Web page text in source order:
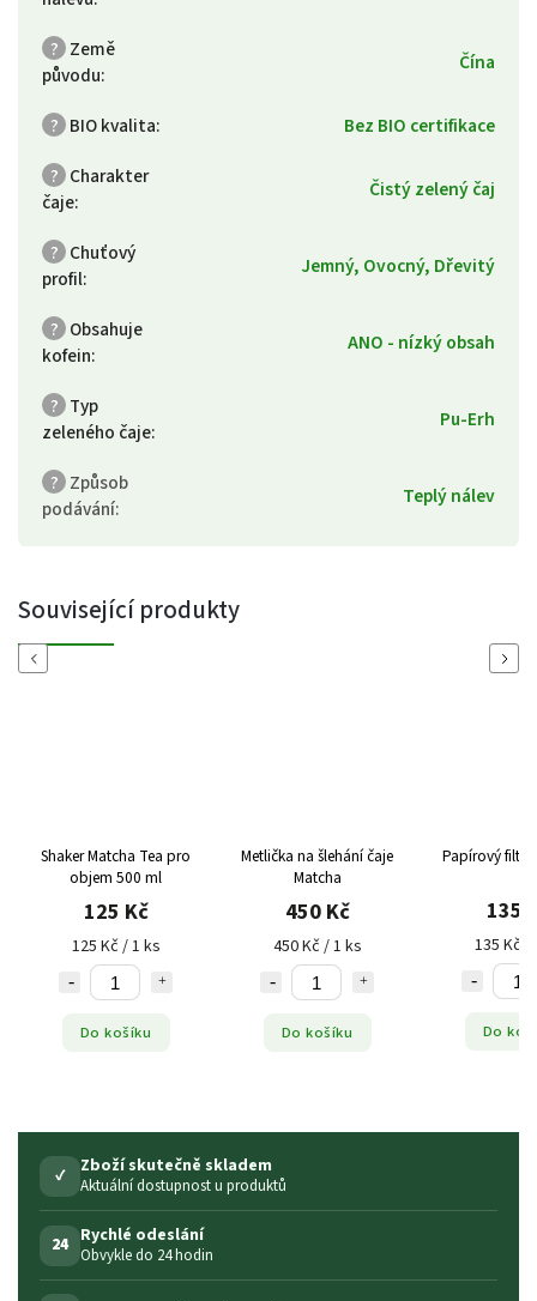
? Země
původu: Čína
? BIO kvalita:
Bez BIO certifikace
? Charakter
čaje: Čistý zelený čaj
? Chuťový
profil: Jemný, Ovocný, Dřevitý
? Obsahuje
kofein: ANO - nízký obsah
? Typ
zeleného čaje: Pu-Erh
? Způsob
podávání: Teplý nálev
Související produkty
Previous
Shaker Matcha Tea pro
objem 500 ml
125 Kč
125 Kč / 1 ks
Do košíku
Metlička na šlehání čaje
Matcha
450 Kč
450 Kč / 1 ks
Do košíku
Papírový filtr,
135
135 Kč /
Do
Next
✓ Zboží skutečně skladem
Aktuální dostupnost u produktů
24 Rychlé odeslání
Obvykle do 24 hodin